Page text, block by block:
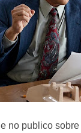
no publico